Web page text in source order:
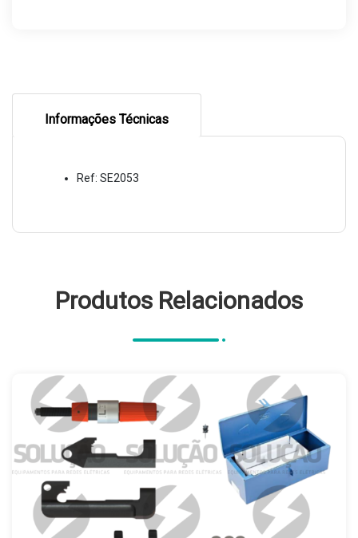
Informações Técnicas
Ref: SE2053
Produtos Relacionados